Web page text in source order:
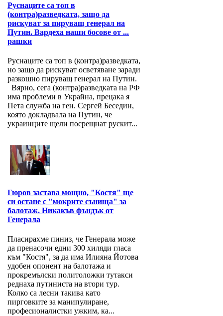
Руснаците са топ в
(контра)разведката, защо да
рискуват за пируващ генерал на
Путин. Вардеха наши босове от ...
рашки
Руснаците са топ в (контра)разведката,
но защо да рискуват осветяване заради
разкошно пируващ генерал на Путин.
Вярно, сега (контра)разведката на РФ
има проблеми в Украйна, прецака я
Пета служба на ген. Сергей Беседин,
която докладвала на Путин, че
украинците щели посрещнат рускит...
Гюров застава мощно, "Костя" ще
си остане с "мокрите сънища" за
балотаж. Никакъв фъндък от
Генерала
Пласирахме пиниз, че Генерала може
да пренасочи едни 300 хиляди гласа
към "Костя", за да има Илияна Йотова
удобен опонент на балотажа и
прокремълски политоложки тутакси
реднаха путиниста на втори тур.
Колко са лесни такива като
пирговките за манипулиране,
професионалистки ужким, ка...